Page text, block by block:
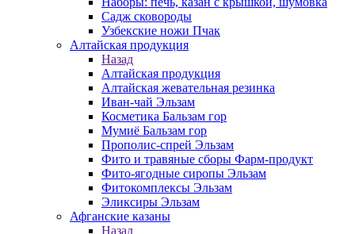
Садж сковороды
Узбекские ножи Пчак
Алтайская продукция
Назад
Алтайская продукция
Алтайская жевательная резинка
Иван-чай Эльзам
Косметика Бальзам гор
Мумиё Бальзам гор
Прополис-спрей Эльзам
Фито и травяные сборы Фарм-продукт
Фито-ягодные сиропы Эльзам
Фитокомплексы Эльзам
Эликсиры Эльзам
Афганские казаны
Назад